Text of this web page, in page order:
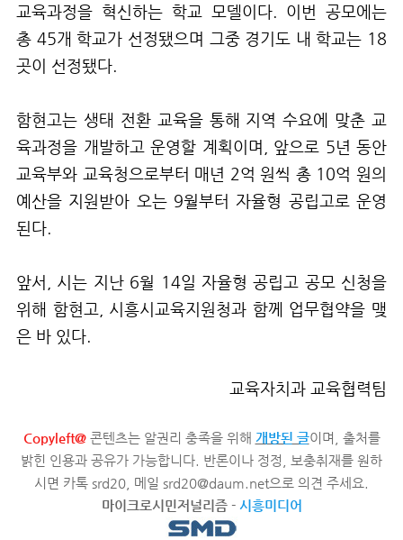
교육과정을 혁신하는 학교 모델이다. 이번 공모에는
총 45개 학교가 선정됐으며 그중 경기도 내 학교는 18
곳이 선정됐다.
함현고는 생태 전환 교육을 통해 지역 수요에 맞춘 교
육과정을 개발하고 운영할 계획이며
앞으로 5년 동안
교육부와 교육청으로부터 매년 2억 원씩 총 10억 원의
예산을 지원받아 오는 9월부터 자율형 공립고로 운영
된다.
앞서 시는 지난 6월 14일 자율형 공립고 공모 신청을
위해 함현고, 시흥시교육지원청과 함께 업무협약을 맺
은 바 있다.
교육자치과 교육협력팀
Copyleft@콘텐츠는 알권리 충족을 위해 개방된 글이며, 출처를
밝힌 인용과 공유가 가능합니다. 반론이나 정정, 보충취재를 원하
시면 카톡 srd20, 메일 srd20@daum.net으로 의견 주세요.
마이크로시민저널리즘- 시흥미디어